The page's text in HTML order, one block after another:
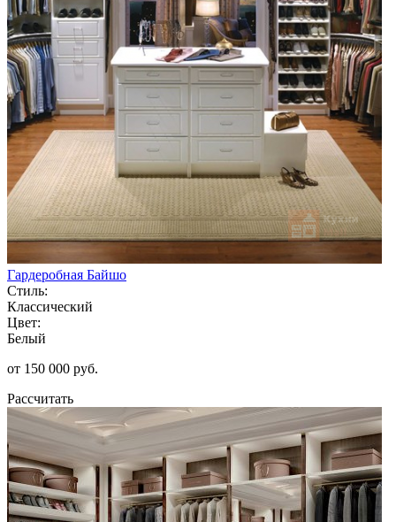
Гардеробная Байшо
Стиль:
Классический
Цвет:
Белый
от 150 000 руб.
Рассчитать